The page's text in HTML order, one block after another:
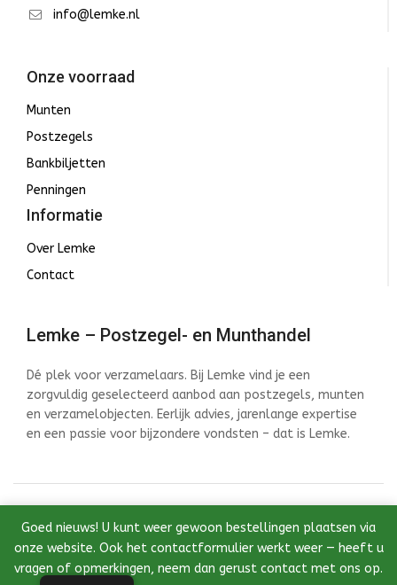
Goed nieuws! U kunt weer gewoon bestellingen plaatsen via
onze website. Ook het contactformulier werkt weer — heeft u
vragen of opmerkingen, neem dan gerust contact met ons op.
info@lemke.nl
Onze voorraad
Munten
Postzegels
Bankbiljetten
Penningen
Informatie
Over Lemke
Contact
Lemke – Postzegel- en Munthandel
Dé plek voor verzamelaars. Bij Lemke vind je een
zorgvuldig geselecteerd aanbod aan postzegels, munten
en verzamelobjecten. Eerlijk advies, jarenlange expertise
en een passie voor bijzondere vondsten – dat is Lemke.
door InstantWebDesign